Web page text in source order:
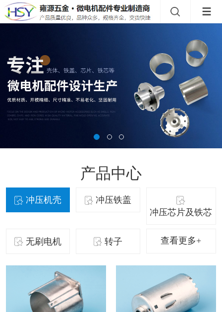
产品中心
冲压机壳
冲压铁盖
冲压芯片及铁芯
无刷电机 转子 查看更多+